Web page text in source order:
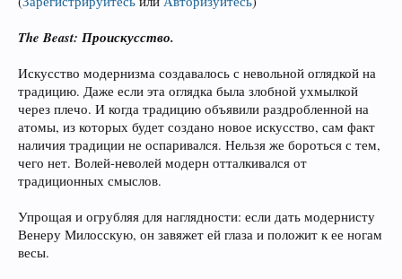
The Beast: Проискусство.
Искусство модернизма создавалось с невольной оглядкой на
традицию. Даже если эта оглядка была злобной ухмылкой
через плечо. И когда традицию объявили раздробленной на
атомы, из которых будет создано новое искусство, сам факт
наличия традиции не оспаривался. Нельзя же бороться с тем,
чего нет. Волей-неволей модерн отталкивался от
традиционных смыслов.
Упрощая и огрубляя для наглядности: если дать модернисту
Венеру Милосскую, он завяжет ей глаза и положит к ее ногам
весы.